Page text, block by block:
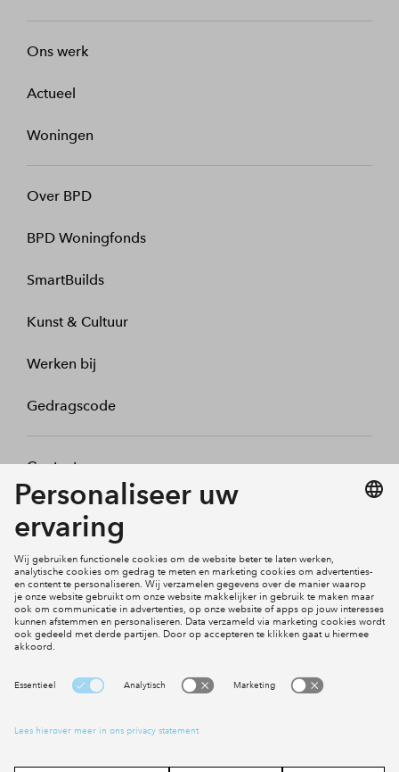
Ons werk
Actueel
Woningen
Over BPD
BPD Woningfonds
SmartBuilds
Kunst & Cultuur
Werken bij
Gedragscode
Contact
Mijn profiel
Social Media
Cookies